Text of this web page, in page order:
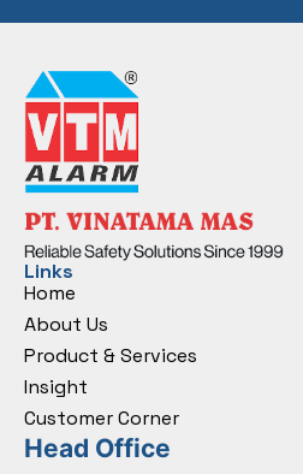
Links
Home
About Us
Product & Services
Insight
Customer Corner
Head Office